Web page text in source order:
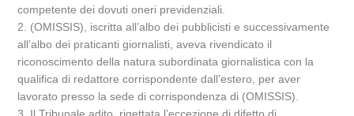
competente dei dovuti oneri previdenziali.
2. (OMISSIS), iscritta all’albo dei pubblicisti e successivamente
all’albo dei praticanti giornalisti, aveva rivendicato il
riconoscimento della natura subordinata giornalistica con la
qualifica di redattore corrispondente dall’estero, per aver
lavorato presso la sede di corrispondenza di (OMISSIS).